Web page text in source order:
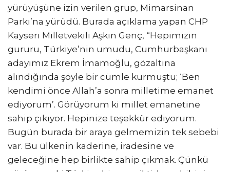
yürüyüşüne izin verilen grup, Mimarsinan
Parkı’na yürüdü. Burada açıklama yapan CHP
Kayseri Milletvekili Aşkın Genç, “Hepimizin
gururu, Türkiye’nin umudu, Cumhurbaşkanı
adayımız Ekrem İmamoğlu, gözaltına
alındığında şöyle bir cümle kurmuştu; ‘Ben
kendimi önce Allah’a sonra milletime emanet
ediyorum’. Görüyorum ki millet emanetine
sahip çıkıyor. Hepinize teşekkür ediyorum.
Bugün burada bir araya gelmemizin tek sebebi
var. Bu ülkenin kaderine, iradesine ve
geleceğine hep birlikte sahip çıkmak. Çünkü